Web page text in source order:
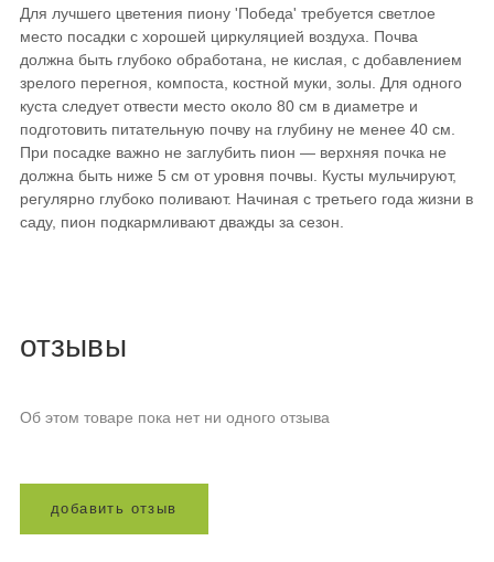
Для лучшего цветения пиону 'Победа' требуется светлое
место посадки с хорошей циркуляцией воздуха. Почва
должна быть глубоко обработана, не кислая, с добавлением
зрелого перегноя, компоста, костной муки, золы. Для одного
куста следует отвести место около 80 см в диаметре и
подготовить питательную почву на глубину не менее 40 см.
При посадке важно не заглубить пион — верхняя почка не
должна быть ниже 5 см от уровня почвы. Кусты мульчируют,
регулярно глубоко поливают. Начиная с третьего года жизни в
саду, пион подкармливают дважды за сезон.
отзывы
Об этом товаре пока нет ни одного отзыва
доба вит ь отз ыв